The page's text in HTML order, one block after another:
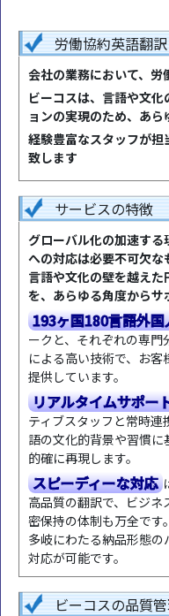
労働協約英語翻
会社の業務において、労
ビーコスは、言語や文
ョンの実現のため、あら
経験豊富なスタッフが
致します
サービスの特徴
グローバル化の加速す
への対応は必要不可欠な
言語や文化の壁を越え
を、あらゆる角度からサ
193ヶ国180言語外
ークと、それぞれの専門
による高い技術で、お
提供しています。
リアルタイムサポー
ティブスタッフと常時
語の文化的背景や習慣
的確に再現します。
スピーディーな対応
高品質の翻訳で、ビジ
密保持の体制も万全です
多岐にわたる納品形態
対応が可能です。
ビーコスの品質